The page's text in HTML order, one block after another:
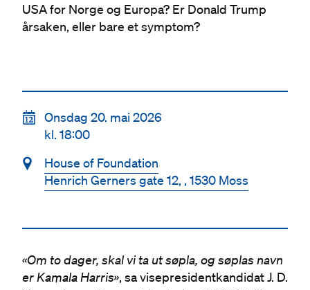
USA for Norge og Europa? Er Donald Trump
årsaken, eller bare et symptom?
📆 Onsdag 20. mai 2026
kl. 18:00
📍
House of Foundation
Henrich Gerners gate 12, , 1530 Moss
«Om to dager, skal vi ta ut søpla, og søplas navn
er Kamala Harris», sa visepresidentkandidat J. D.